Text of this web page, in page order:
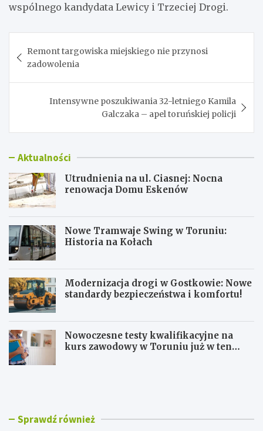
wspólnego kandydata Lewicy i Trzeciej Drogi.
wpisu
Remont targowiska miejskiego nie przynosi
zadowolenia
Intensywne poszukiwania 32-letniego Kamila
Galczaka – apel toruńskiej policji
Aktualności
Utrudnienia na ul. Ciasnej: Nocna
renowacja Domu Eskenów
Nowe Tramwaje Swing w Toruniu:
Historia na Kołach
Modernizacja drogi w Gostkowie: Nowe
standardy bezpieczeństwa i komfortu!
Nowoczesne testy kwalifikacyjne na
kurs zawodowy w Toruniu już w ten
U
n
N
r Sprawdź również